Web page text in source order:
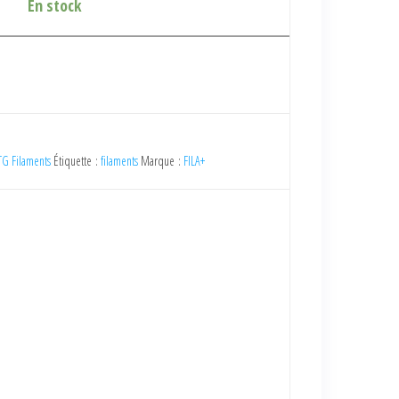
En stock
Filaments Étiquette : filaments Marque : FILA+